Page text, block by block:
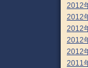
2012
2012
2012
2012
2012
2011